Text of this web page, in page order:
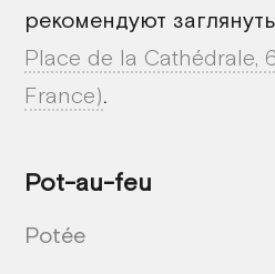
рекомендуют
Place de la Cathédrale,
France).
Pot-au-feu
Potée